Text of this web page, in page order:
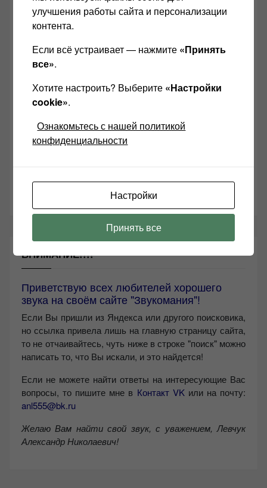
Добро пожаловать на мой сайт!
Пока на планете Земля существуют настоящие
любители качественного звука, я, Александр
ВНИМАНИЕ!!!!
Приветствую всех любителей хорошего
звука на своём сайте "Звукомания"!
Если Вы пришли из Яндекса или другого поисковика,
но ссылка привела лишь на главную страницу сайта,
то не отчаивайтесь, чуть ниже в строке "поиск" можно
написать то, что Вы искали, и это найдется!
Если не можете найти ответы на интересующие Вас
вопросы, то пишите мне в Контакт VKили на почту:
anl555@bk.ru
Желаю Вам найти свой звук, с уважением, Левчук
Александр Николаевич!
улучшения работы сайта и персонализации
контента.
Если всё устраивает — нажмите «Принять
все».
Хотите настроить? Выберите «Настройки
cookie».
Ознакомьтесь с нашей политикой
конфиденциальности
Настройки
Принять все